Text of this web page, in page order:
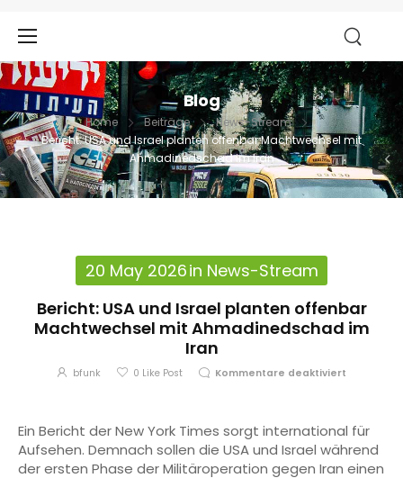
Blog
Home Beiträge
News-Stream
Bericht: USA und Israel planten offenbar Machtwechsel mit
Ahmadinedschad im Iran
20 May 2026in News-Stream
Bericht: USA und Israel planten offenbar
Machtwechsel mit Ahmadinedschad im
Iran
bfunk 0 Like Post Kommentare deaktiviert
Ein Bericht der New York Times sorgt international für
Aufsehen. Demnach sollen die USA und Israel während
der ersten Phase der Militäroperation gegen Iran einen